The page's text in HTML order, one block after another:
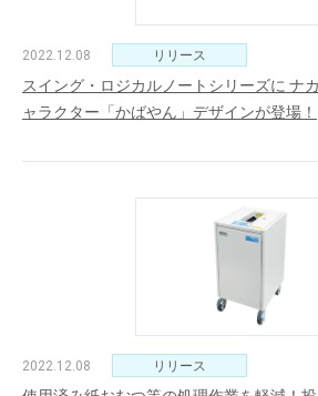
2022.12.08 リリース
スイング・ロジカルノートシリーズに ナ
ャラクター「かばやん」デザインが登場！
2022.12.08 リリース